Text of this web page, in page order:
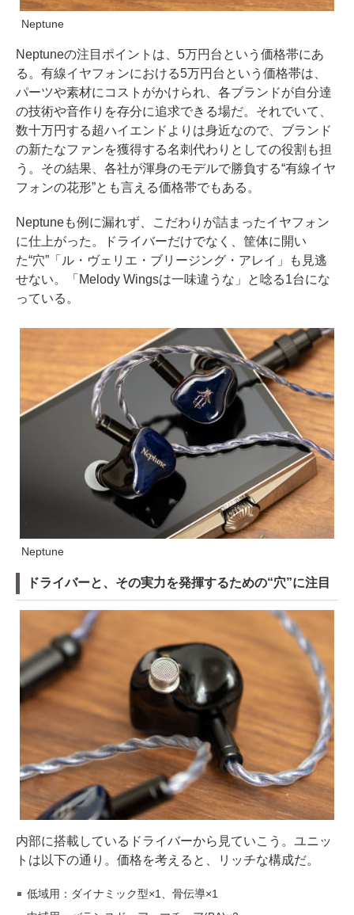
Neptune
Neptuneの注目ポイントは、5万円台という価格帯にあ
る。有線イヤフォンにおける5万円台という価格帯は、
パーツや素材にコストがかけられ、各ブランドが自分達
の技術や音作りを存分に追求できる場だ。それでいて、
数十万円する超ハイエンドよりは身近なので、ブランド
の新たなファンを獲得する名刺代わりとしての役割も担
う。その結果、各社が渾身のモデルで勝負する“有線イヤ
フォンの花形”とも言える価格帯でもある。
Neptuneも例に漏れず、こだわりが詰まったイヤフォン
に仕上がった。ドライバーだけでなく、筐体に開い
た“穴”「ル・ヴェリエ・ブリージング・アレイ」も見逃
せない。「Melody Wingsは一味違うな」と唸る1台にな
っている。
Neptune
ドライバーと、その実力を発揮するための“穴”に注目
内部に搭載しているドライバーから見ていこう。ユニッ
トは以下の通り。価格を考えると、リッチな構成だ。
低域用：ダイナミック型×1、骨伝導×1